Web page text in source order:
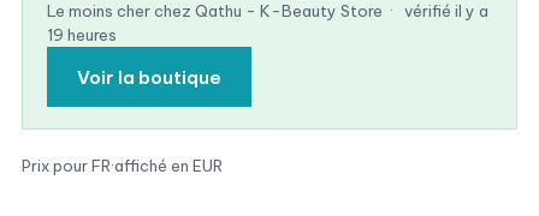
Le moins cher chez Qathu - K-Beauty Store ·
vérifié il y a
19 heures
Voir la boutique
Prix pour FR·affiché en EUR